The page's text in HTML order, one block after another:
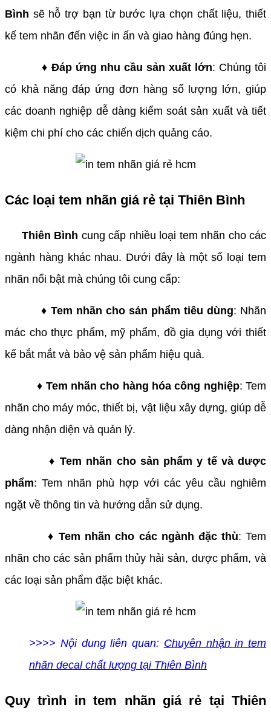
Bình sẽ hỗ trợ bạn từ bước lựa chọn chất liệu, thiết
kế tem nhãn đến việc in ấn và giao hàng đúng hẹn.
♦ Đáp ứng nhu cầu sản xuất lớn: Chúng tôi
có khả năng đáp ứng đơn hàng số lượng lớn, giúp
các doanh nghiệp dễ dàng kiểm soát sản xuất và tiết
kiệm chi phí cho các chiến dịch quảng cáo.
Các loại tem nhãn giá rẻ tại Thiên Bình
Thiên Bình cung cấp nhiều loại tem nhãn cho các
ngành hàng khác nhau. Dưới đây là một số loại tem
nhãn nổi bật mà chúng tôi cung cấp:
♦ Tem nhãn cho sản phẩm tiêu dùng: Nhãn
mác cho thực phẩm, mỹ phẩm, đồ gia dụng với thiết
kế bắt mắt và bảo vệ sản phẩm hiệu quả.
♦ Tem nhãn cho hàng hóa công nghiệp: Tem
nhãn cho máy móc, thiết bị, vật liệu xây dựng, giúp dễ
dàng nhận diện và quản lý.
♦ Tem nhãn cho sản phẩm y tế và dược
phẩm: Tem nhãn phù hợp với các yêu cầu nghiêm
ngặt về thông tin và hướng dẫn sử dụng.
♦ Tem nhãn cho các ngành đặc thù: Tem
nhãn cho các sản phẩm thủy hải sản, dược phẩm, và
các loại sản phẩm đặc biệt khác.
>>>> Nội dung liên quan: Chuyên nhận in tem
nhãn decal chất lượng tại Thiên Bình
Quy trình in tem nhãn giá rẻ tại Thiên